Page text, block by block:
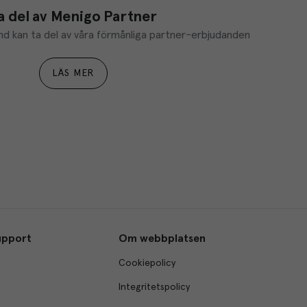
del av Menigo Partner
kan ta del av våra förmånliga partner-erbjudanden
LÄS MER
Om webbplatsen
Cookiepolicy
Integritetspolicy